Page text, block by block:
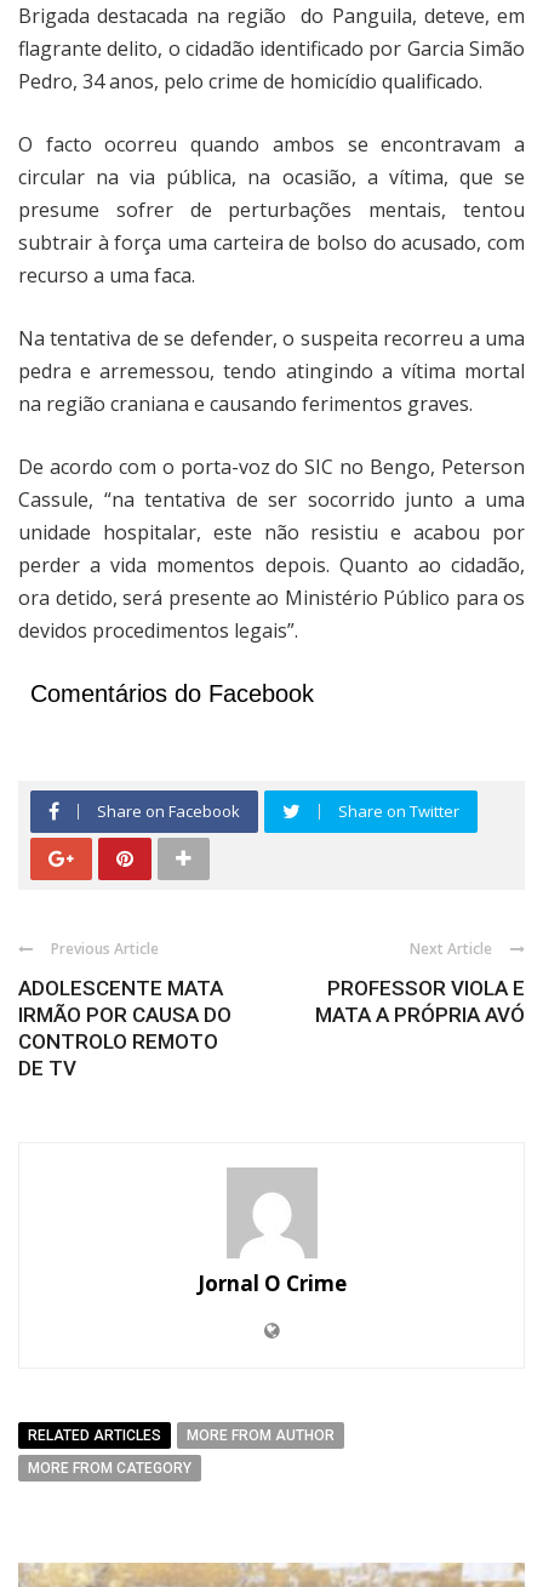
Brigada destacada na região
do Panguila, deteve, em
flagrante delito, o cidadão identificado por Garcia Simão
Pedro, 34 anos, pelo crime de homicídio qualificado.
O facto ocorreu quando ambos se encontravam a
circular na via pública, na ocasião, a vítima, que se
presume sofrer de perturbações mentais, tentou
subtrair à força uma carteira de bolso do acusado, com
recurso a uma faca.
Na tentativa de se defender, o suspeita recorreu a uma
pedra e arremessou, tendo atingindo a vítima mortal
na região craniana e causando ferimentos graves.
De acordo com o porta-voz do SIC no Bengo, Peterson
Cassule, “na tentativa de ser socorrido junto a uma
unidade hospitalar, este não resistiu e acabou por
perder a vida momentos depois. Quanto ao cidadão,
ora detido, será presente ao Ministério Público para os
devidos procedimentos legais”.
Comentários do Facebook
Share on Facebook Share on Twitter
Previous Article
ADOLESCENTE MATA
IRMÃO POR CAUSA DO
CONTROLO REMOTO
DE TV
Next Article
PROFESSOR VIOLA E
MATA A PRÓPRIA AVÓ
Jornal O Crime
RELATED ARTICLES
MORE FROM AUTHOR
MORE FROM CATEGORY